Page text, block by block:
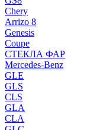
Chery
Arrizo 8
Genesis
Coupe
СТЕКЛА ФАР
Mercedes-Benz
GLE
GLS
CLS
GLA
CLA